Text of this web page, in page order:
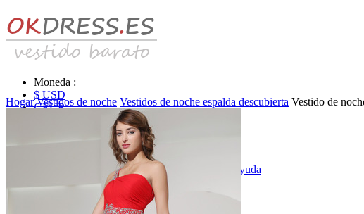
Moneda :
$ USD
€ EUR
Identificarse & Registrarse |Obtener la contraseña Ayuda
Hogar Vestidos de noche Vestidos de noche espalda descubierta Vestido de